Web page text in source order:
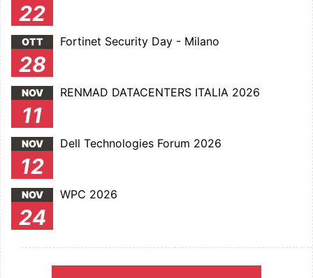
22
OTT
28
Fortinet Security Day - Milano
NOV
11
RENMAD DATACENTERS ITALIA 2026
NOV
12
Dell Technologies Forum 2026
NOV
24
WPC 2026